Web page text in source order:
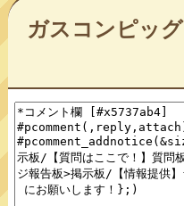
ガスコンピッグ